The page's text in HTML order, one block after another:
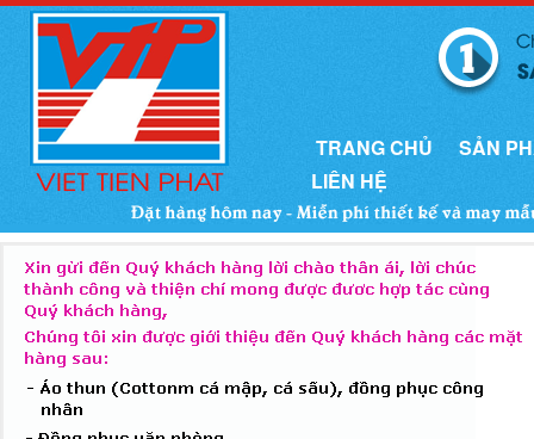
TRANG CHỦ
SẢN
LIÊN HỆ